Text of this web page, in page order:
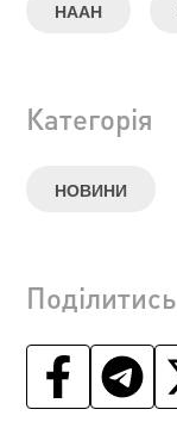
НААН
Категорія
НОВИНИ
Поділитись